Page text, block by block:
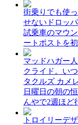
街乗りでも使
せないドロッ
試乗車のマウ
ートポストを
マッドハガー
クライド。い
タクルズ カメ
日曜日の朝の
んやで2週ほど
トロイリーデ